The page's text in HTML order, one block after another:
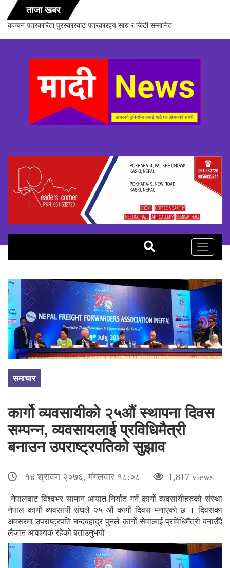
ताजा खबर
सञ्चारिका समूह गण्डकीद्धारा ‘सञ्चारमा क्वान्टम हिलिङको महत्त्व’ विषयक अन्तरक्रिया
Toggle
समाचार
कार्गो व्यवसायीको २५औं स्थापना दिवस
सम्पन्न, व्यवसायलाई प्रविधिमैत्री
बनाउन उपराष्ट्रपतिको सुझाव
१४ श्रावण २०७६, मंगलवार १८:०८ 1,817 views
नेपालबाट विश्वभर सामान आयात निर्यात गर्ने कार्गो व्यवसायीहरुको संस्था
नेपाल कार्गो व्यवसायी संघले २५ औं कार्गो दिवस मनाएको छ । दिवसका
अवसरमा उपराष्ट्रपति नन्दबहादुर पुनले कार्गो सेवालाई प्रविधिमैंत्री बनाउँदै
लैजान आवश्यक रहेको बताउनुभयो ।